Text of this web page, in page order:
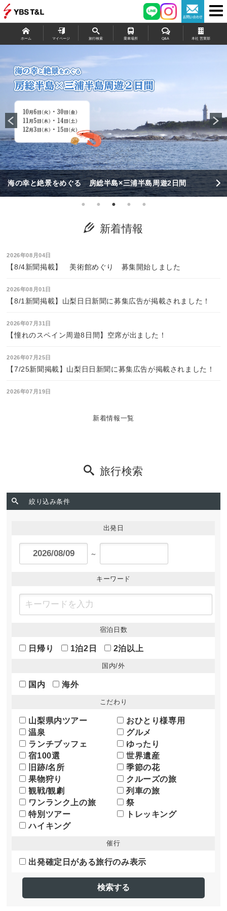
ホーム マイページ 旅行検索 乗車場所 Q&A 本社 営業部
海の幸と絶景をめぐる 房総半島×三浦半島周遊2日間
新着情報
2026年08月04日
【8/4新聞掲載】 美術館めぐり 募集開始しました
2026年08月01日
【8/1新聞掲載】山梨日日新聞に募集広告が掲載されました！
2026年07月31日
【憧れのスペイン周遊8日間】空席が出ました！
2026年07月25日
【7/25新聞掲載】山梨日日新聞に募集広告が掲載されました！
2026年07月19日
【大相撲九月場所】お申込みについてのご案内
2026年07月05日
【7/5新聞掲載】山梨日日新聞に募集広告が掲載されました！
新着情報一覧
旅行検索
絞り込み条件
出発日
～
キーワード
宿泊日数
日帰り 1泊2日 2泊以上
国内/外
国内 海外
こだわり
山梨県内ツアー
おひとり様専用
温泉
グルメ
ランチブッフェ
ゆったり
宿100選
世界遺産
旧跡/名所
季節の花
果物狩り
クルーズの旅
観戦/観劇
列車の旅
ワンランク上の旅
祭
特別ツアー
トレッキング
ハイキング
催行
出発確定日がある旅行のみ表示